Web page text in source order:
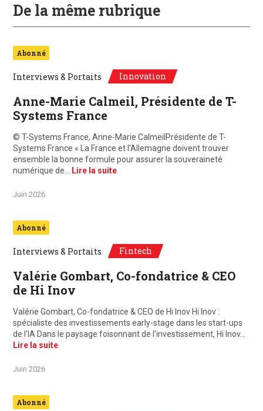
De la même rubrique
Abonné
Interviews & Portaits Innovation
Anne-Marie Calmeil, Présidente de T-
Systems France
© T-Systems France, Anne-Marie CalmeilPrésidente de T-
Systems France « La France et l’Allemagne doivent trouver
ensemble la bonne formule pour assurer la souveraineté
numérique de…
Lire la suite
Juin 2026
Abonné
Interviews & Portaits Fintech
Valérie Gombart, Co-fondatrice & CEO
de Hi Inov
Valérie Gombart, Co-fondatrice & CEO de Hi Inov Hi Inov :
spécialiste des investissements early-stage dans les start-ups
de l’IA Dans le paysage foisonnant de l’investissement, Hi Inov…
Lire la suite
Juin 2026
Abonné